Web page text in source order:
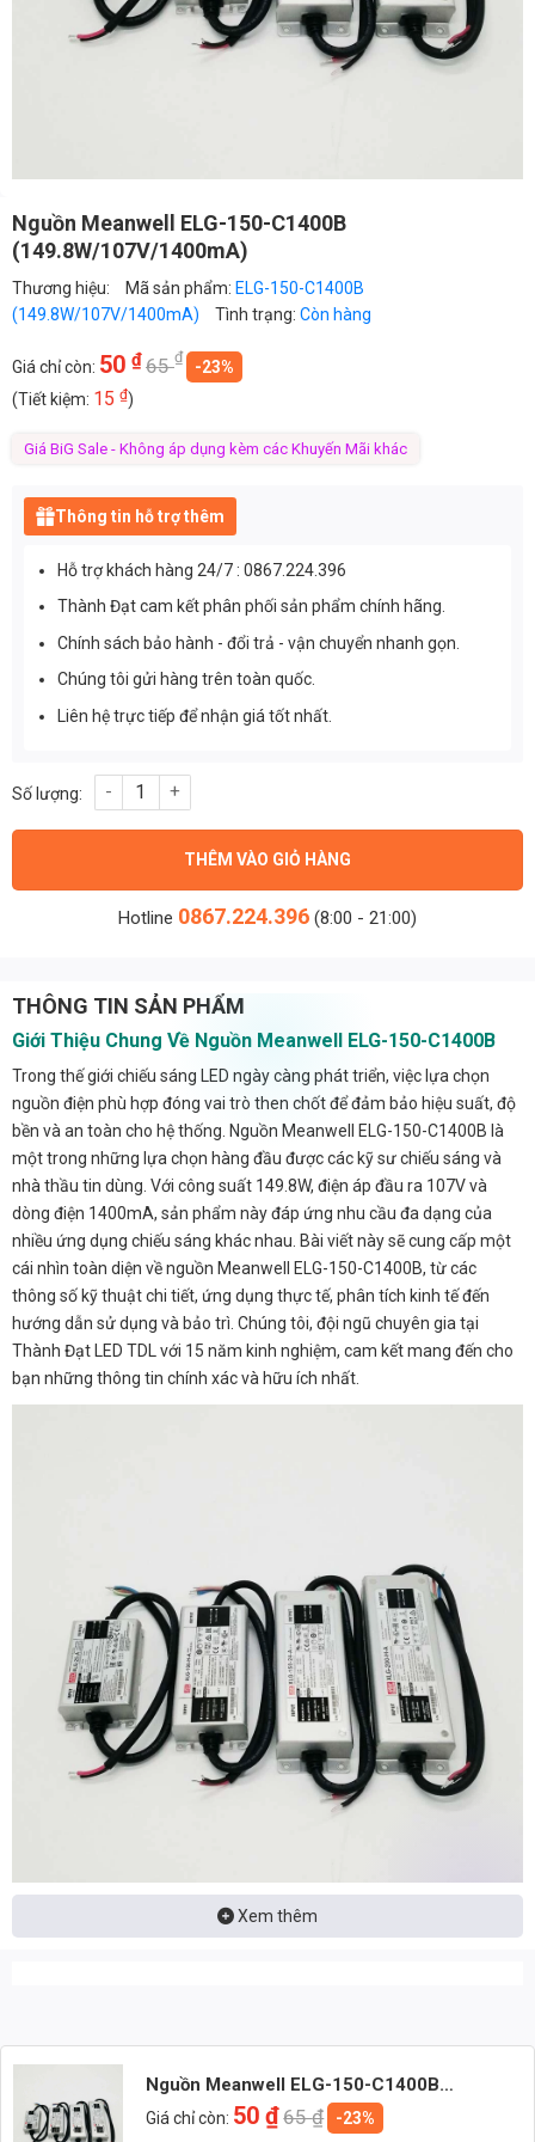
Nguồn Meanwell ELG-150-C1400B
(149.8W/107V/1400mA)
Thương hiệu: Mã sản phẩm: ELG-150-C1400B
(149.8W/107V/1400mA)
Tình trạng: Còn hàng
Giá chỉ còn: 50 ₫65₫
-23%
(Tiết kiệm: 15 ₫)
Giá BiG Sale - Không áp dụng kèm các Khuyến Mãi khác
Thông tin hỗ trợ thêm
Hỗ trợ khách hàng 24/7 : 0867.224.396
Thành Đạt cam kết phân phối sản phẩm chính hãng.
Chính sách bảo hành - đổi trả - vận chuyển nhanh gọn.
Chúng tôi gửi hàng trên toàn quốc.
Liên hệ trực tiếp để nhận giá tốt nhất.
Nguồn Meanwell ELG-150-C1400B (149.8W/107V/1400mA) số
THÊM VÀO GIỎ HÀNG
Hotline 0867.224.396 (8:00 - 21:00)
THÔNG TIN SẢN PHẨM
Giới Thiệu Chung Về Nguồn Meanwell ELG-150-C1400B
Trong thế giới chiếu sáng LED ngày càng phát triển, việc lựa chọn
nguồn điện phù hợp đóng vai trò then chốt để đảm bảo hiệu suất, độ
bền và an toàn cho hệ thống. Nguồn Meanwell ELG-150-C1400B là
một trong những lựa chọn hàng đầu được các kỹ sư chiếu sáng và
nhà thầu tin dùng. Với công suất 149.8W, điện áp đầu ra 107V và
dòng điện 1400mA, sản phẩm này đáp ứng nhu cầu đa dạng của
nhiều ứng dụng chiếu sáng khác nhau. Bài viết này sẽ cung cấp một
cái nhìn toàn diện về nguồn Meanwell ELG-150-C1400B, từ các
thông số kỹ thuật chi tiết, ứng dụng thực tế, phân tích kinh tế đến
hướng dẫn sử dụng và bảo trì. Chúng tôi, đội ngũ chuyên gia tại
Thành Đạt LED TDL với 15 năm kinh nghiệm, cam kết mang đến cho
bạn những thông tin chính xác và hữu ích nhất.
Zalo 1 (Tư vấn chính)
Xem thêm
Nguồn Meanwell ELG-150-C1400B
(149.8W/107V/1400mA)
Giá chỉ còn: 50₫65₫
-23%